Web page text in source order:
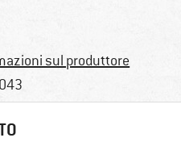
sul produttore